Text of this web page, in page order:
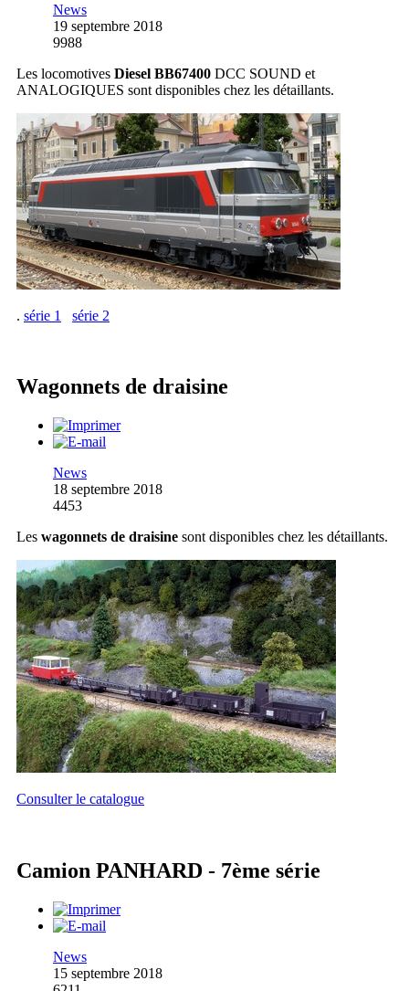
News
19 septembre 2018
9988
Les locomotives Diesel BB67400 DCC SOUND et
ANALOGIQUES sont disponibles chez les détaillants.
. série 1 série 2
Wagonnets de draisine
News
18 septembre 2018
4453
Les wagonnets de draisine sont disponibles chez les détaillants.
Consulter le catalogue
Camion PANHARD - 7ème série
News
15 septembre 2018